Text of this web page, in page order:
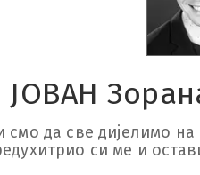
ЈОВАН
смо да све дијелимо
си ме и